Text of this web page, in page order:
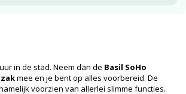
in de stad. Neem dan de Basil SoHo
mee en je bent op alles voorbereid. De
voorzien van allerlei slimme functies.